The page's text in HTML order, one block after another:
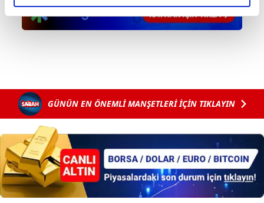
elimizden gelen çabayı gösterdiğimizi ve bu noktada,
reklamların maliyetlerimizi karşılamak noktasında tek gelir
kalemimiz olduğunu sizlere hatırlatmak isteriz.
gösterilmeyecektir."
Sizlere daha iyi bir hizmet sunabilmek için İnternet
Sitemizde kendimize ve üçüncü kişilere ait çerezler
kullanılmaktadır. Bu çerezler vasıtasıyla çeşitli kişisel
verileriniz işlenmekte olup gerekli olan çerezler bilgi
toplumu hizmetlerinin sunulması amacıyla
kullanılmaktadır. Diğer çerezler, sitemizin daha işlevsel
GÜNÜN EN ÖNEMLİ MANŞETLERİ İÇİN TIKLAYIN